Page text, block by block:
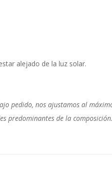
alejado de la luz solar.
pedido, nos ajustamos al
predominantes de la composición.